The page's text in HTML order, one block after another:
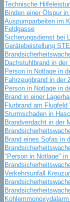
Technische
Binden einer Ölspur
Auspumparbeiten im
Feldgasse
Sicherungsdienst bei
Gerätebeistellung
Dachstuhlbrand in
Person in Notlage in
Fahrzeugbrand in der
Person in Notlage in
Brand in einer
Flurbrand am
Sturmschaden in
Brandverdacht in der
Brand eines Sofas in
"Person in Notlage" in
Verkehrsunfall